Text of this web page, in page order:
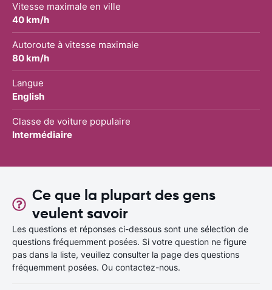
Vitesse maximale en ville
40 km/h
Autoroute à vitesse maximale
80 km/h
Langue
English
Classe de voiture populaire
Intermédiaire
Ce que la plupart des gens
veulent savoir
Les questions et réponses ci-dessous sont une sélection de
questions fréquemment posées. Si votre question ne figure
pas dans la liste, veuillez consulter la page des questions
fréquemment posées. Ou contactez-nous.